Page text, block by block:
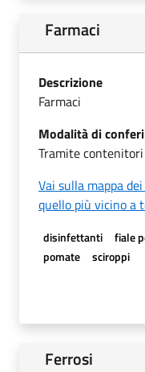
Farmaci
Descrizione
Farmaci
Modalità di
Tramite
Vai sulla mappa
quello più vicino a
disinfettanti fiale
pomate
sciroppi
Ferrosi